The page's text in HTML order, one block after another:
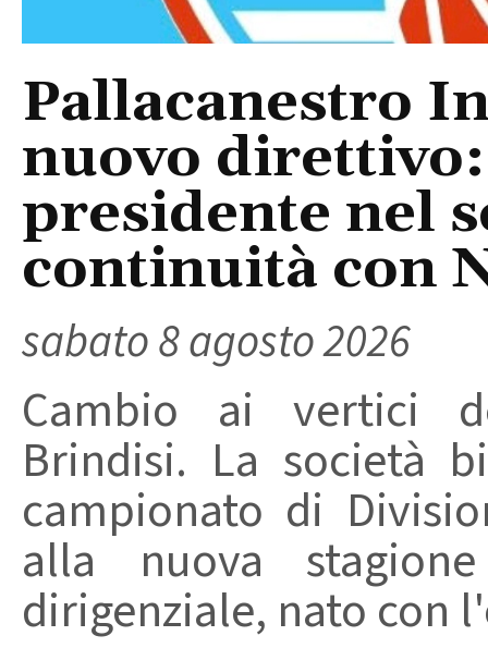
Pallacanestro
nuovo
presidente nel
continuità con
sabato 8 agosto 2026
Cambio ai vertici
Brindisi. La società
campionato di
alla nuova
dirigenziale, nato con